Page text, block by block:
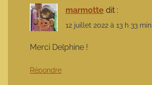
marmotte dit :
12 juillet 2022 à 13 h 33 min
Merci Delphine !
Répondre